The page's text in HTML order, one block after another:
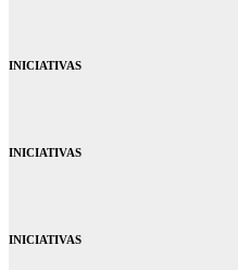
INICIATIVAS
INICIATIVAS
INICIATIVAS